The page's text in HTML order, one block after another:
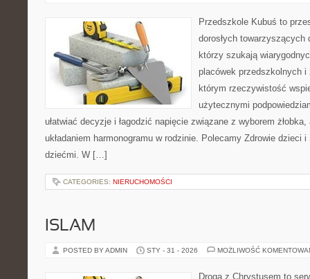
Przedszkole Kubuś to
dorosłych
którzy szukają
placówek przedszkolnych i
którym rzeczywistość
użytecznymi
ułatwiać decyzje i łagodzić napięcie związane z wyborem
układaniem harmonogramu w rodzinie. Polecamy Zdrowie dzieci
dziećmi. W […]
CATEGORIES: NIERUCHOMOŚCI
ISLAM
POSTED BY ADMIN STY - 31 - 2026 MOŻLIWOŚĆ
Droga z Chrystusem to